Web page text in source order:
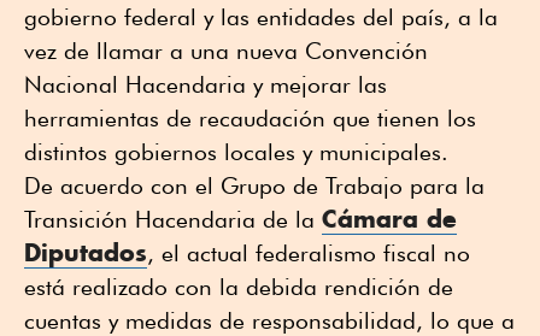
gobierno federal y las entidades del país, a la
vez de llamar a una nueva Convención
Nacional Hacendaria y mejorar las
herramientas de recaudación que tienen los
distintos gobiernos locales y municipales.
De acuerdo con el Grupo de Trabajo para la
Transición Hacendaria de la Cámara de
Diputados, el actual federalismo fiscal no
está realizado con la debida rendición de
cuentas y medidas de responsabilidad, lo que a